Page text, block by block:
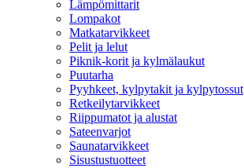
Lämpömittarit
Lompakot
Matkatarvikkeet
Pelit ja lelut
Piknik-korit ja kylmälaukut
Puutarha
Pyyhkeet, kylpytakit ja kylpytossut
Retkeilytarvikkeet
Riippumatot ja alustat
Sateenvarjot
Saunatarvikkeet
Sisustustuotteet